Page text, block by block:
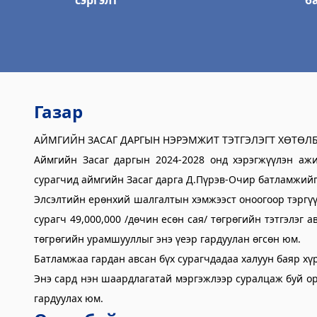
2023-06-06 14:57:16
Дэлгэрэнгүй
Булган аймгийн Нэгдсэн эмнэлэг
2023-06-06 14:55:29
Дэлгэрэнгүй
Булган аймаг дахь Шүүхийн тамгын газар
2023-06-06 14:53:59
Дэлгэрэнгүй
Булган аймгийн Нийгмийн даатгалын
Газар
АЙМГИЙН ЗАСАГ ДАРГЫН НЭРЭМЖИТ ТЭТГЭЛЭГТ
Аймгийн Засаг даргын 2024-2028 онд хэрэгжүүлэн
сурагчид аймгийн Засаг дарга Д.Пүрэв-Очир
Элсэлтийн ерөнхий шалгалтын хэмжээст оноогоор
сурагч 49,000,000 /дөчин есөн сая/ төгрөгийн
төгрөгийн урамшууллыг энэ үеэр гардуулан өгсөн юм.
Батламжаа гардан авсан бүх сурагчдадаа халуун баяр
Энэ сард нэн шаардлагатай мэргэжлээр суралцаж буй
гардуулах юм.